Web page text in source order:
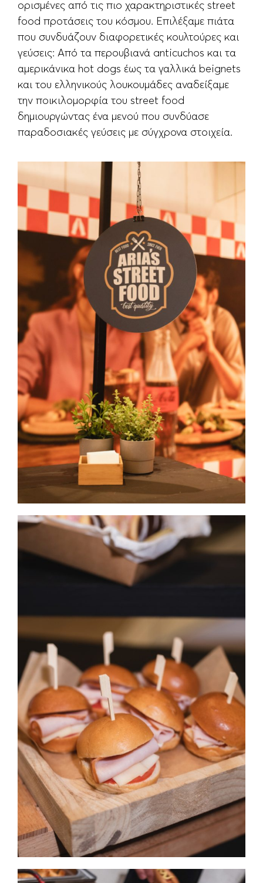
ορισμένες από τις πιο χαρακτηριστικές street
food προτάσεις του κόσμου. Επιλέξαμε πιάτα
που συνδυάζουν διαφορετικές κουλτούρες και
γεύσεις: Από τα περουβιανά anticuchos και τα
αμερικάνικα hot dogs έως τα γαλλικά beignets
και του ελληνικούς λουκουμάδες αναδείξαμε
την ποικιλομορφία του street food
δημιουργώντας ένα μενού που συνδύασε
παραδοσιακές γεύσεις με σύγχρονα στοιχεία.